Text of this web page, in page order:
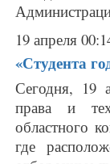
19 апреля
«Студента
Сегодня, 19
права и
областного
где